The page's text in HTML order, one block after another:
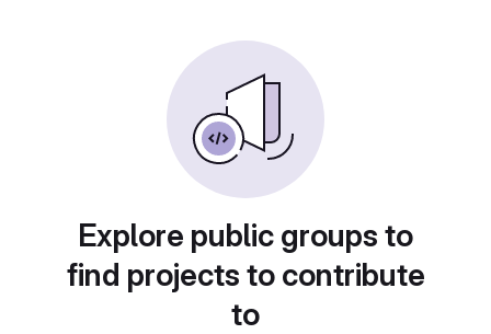
Explore public groups to
find projects to contribute
to